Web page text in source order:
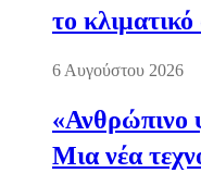
το
6 Αυγούστου 2026
«Ανθρώπινο
Μια νέα